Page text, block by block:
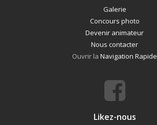
Galerie
Concours photo
Devenir animateur
Nous contacter
Ouvrir la Navigation Rapide
Likez-nous